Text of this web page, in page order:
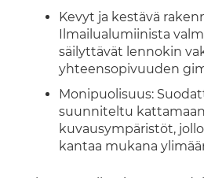
Kevyt ja kestävä
Ilmailualumiinista
säilyttävät lennokin
yhteensopivuuden
Monipuolisuus:
suunniteltu
kuvausympäristöt,
kantaa mukana